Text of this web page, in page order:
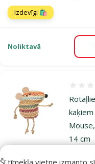
Šī tīmekļa vietne izmanto
Izdevīgi 🛍️
Noliktavā
14 cm